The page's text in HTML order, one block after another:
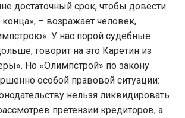
достаточный срок, чтобы довести
– возражает человек,
У нас порой судебные
говорит на это Каретин из
Но «Олимпстрой» по закону
особой правовой ситуации:
нельзя ликвидировать
претензии кредиторов, а